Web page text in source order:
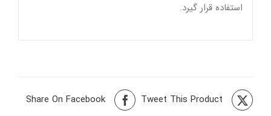
استفاده قرار گیرد.
Share On Facebook Tweet This Product